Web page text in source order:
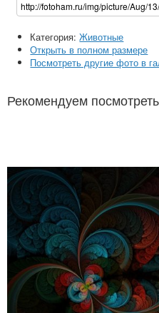
Категория:Животные
Открыть в полном размере
Посмотреть другие фото в
Рекомендуем посмотреть